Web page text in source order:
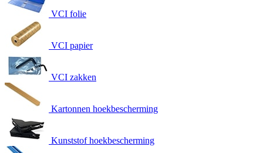
VCI folie
VCI papier
VCI zakken
Kartonnen hoekbescherming
Kunststof hoekbescherming